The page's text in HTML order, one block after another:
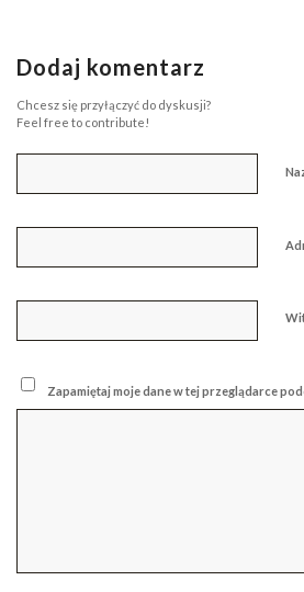
Dodaj komentarz
Chcesz się przyłączyć do dyskusji?
Feel free to contribute!
Zapamiętaj moje dane w tej przeglądarce